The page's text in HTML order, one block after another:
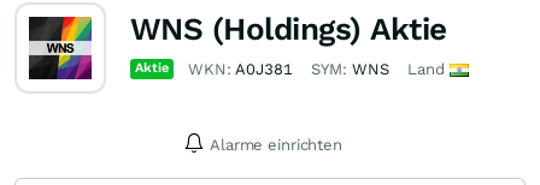
WNS (Holdings) Aktie
Aktie WKN:A0J381 SYM: WNS Land
Alarme einrichten